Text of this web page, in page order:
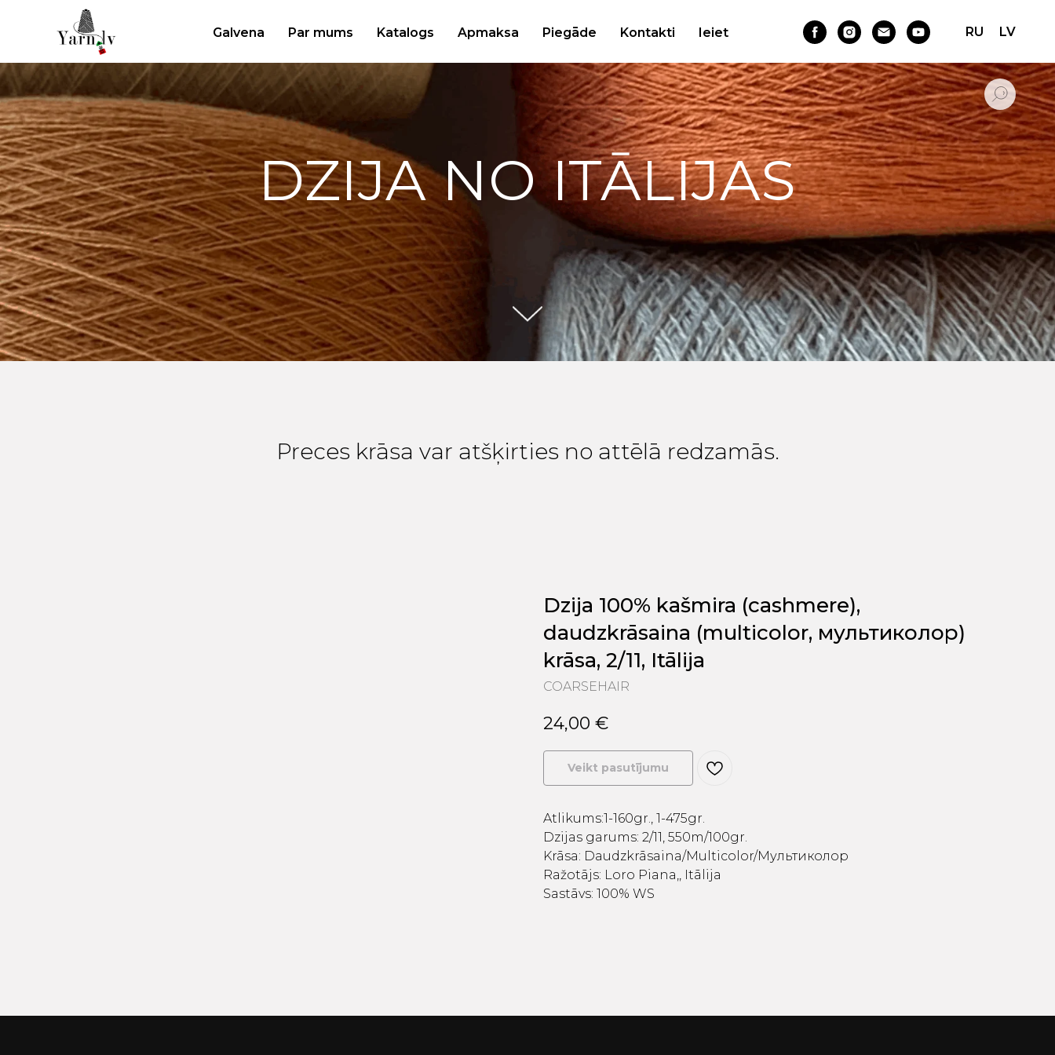
Galvena Par mums Katalogs Apmaksa Piegāde Kontakti Ieiet RU LV
DZIJA NO ITĀLIJAS
Preces krāsa var atšķirties no attēlā redzamās.
Dzija 100% kašmira (cashmere),
daudzkrāsaina (multicolor, мультиколор)
krāsa, 2/11, Itālija
COARSEHAIR
24,00 €
Veikt pasutījumu
Atlikums:1-160gr., 1-475gr.
Dzijas garums: 2/11, 550m/100gr.
Krāsa: Daudzkrāsaina/Multicolor/Мультиколор
Ražotājs: Loro Piana,, Itālija
Sastāvs: 100% WS